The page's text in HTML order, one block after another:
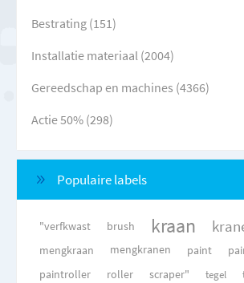
Bestrating (151)
Installatie materiaal (2004)
Gereedschap en machines (4366)
Actie 50% (298)
Populaire labels
"verfkwast brush kraan
mengkraan
mengkranen paint
paintroller
roller scraper" tegel